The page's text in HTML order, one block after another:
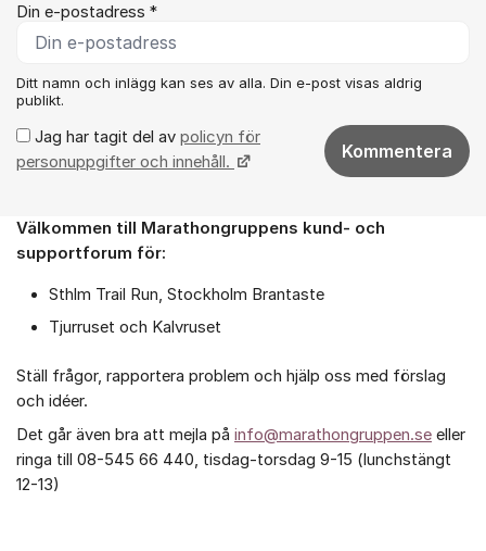
Din e-postadress *
Ditt namn och inlägg kan ses av alla. Din e-post visas aldrig
publikt.
Jag har tagit del av policyn för
personuppgifter och innehåll.
Kommentera
Om forumet
Välkommen till Marathongruppens kund- och
supportforum för:
Sthlm Trail Run, Stockholm Brantaste
Tjurruset och Kalvruset
Ställ frågor, rapportera problem och hjälp oss med förslag
och idéer.
Det går även bra att mejla på info@marathongruppen.se eller
ringa till 08-545 66 440, tisdag-torsdag 9-15 (lunchstängt
12-13)